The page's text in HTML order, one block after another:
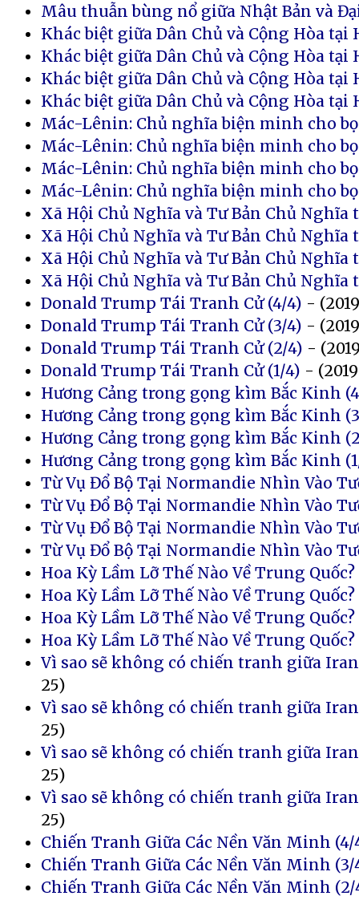
Mâu thuẫn bùng nổ giữa Nhật Bản và
Khác biệt giữa Dân Chủ và Cộng Hòa tại
Khác biệt giữa Dân Chủ và Cộng Hòa tại
Khác biệt giữa Dân Chủ và Cộng Hòa tại
Khác biệt giữa Dân Chủ và Cộng Hòa tại
Mác-Lênin: Chủ nghĩa biện minh cho
Mác-Lênin: Chủ nghĩa biện minh cho
Mác-Lênin: Chủ nghĩa biện minh cho
Mác-Lênin: Chủ nghĩa biện minh cho
Xã Hội Chủ Nghĩa và Tư Bản Chủ Nghĩa
Xã Hội Chủ Nghĩa và Tư Bản Chủ Nghĩa
Xã Hội Chủ Nghĩa và Tư Bản Chủ Nghĩa
Xã Hội Chủ Nghĩa và Tư Bản Chủ Nghĩa
Donald Trump Tái Tranh Cử (4/4) -
Donald Trump Tái Tranh Cử (3/4) -
Donald Trump Tái Tranh Cử (2/4) -
Donald Trump Tái Tranh Cử (1/4) -
Hương Cảng trong gọng kìm Bắc Kinh
Hương Cảng trong gọng kìm Bắc Kinh
Hương Cảng trong gọng kìm Bắc Kinh
Hương Cảng trong gọng kìm Bắc Kinh
Từ Vụ Đổ Bộ Tại Normandie Nhìn Vào
Từ Vụ Đổ Bộ Tại Normandie Nhìn Vào
Từ Vụ Đổ Bộ Tại Normandie Nhìn Vào
Từ Vụ Đổ Bộ Tại Normandie Nhìn Vào
Hoa Kỳ Lầm Lỡ Thế Nào Về Trung Quốc?
Hoa Kỳ Lầm Lỡ Thế Nào Về Trung Quốc?
Hoa Kỳ Lầm Lỡ Thế Nào Về Trung
Hoa Kỳ Lầm Lỡ Thế Nào Về Trung Quốc?
Vì sao sẽ không có chiến tranh giữa Iran
25)
Vì sao sẽ không có chiến tranh giữa Iran
25)
Vì sao sẽ không có chiến tranh giữa Iran
25)
Vì sao sẽ không có chiến tranh giữa Iran
25)
Chiến Tranh Giữa Các Nền Văn Minh (4/
Chiến Tranh Giữa Các Nền Văn Minh (3/
Chiến Tranh Giữa Các Nền Văn Minh (2/